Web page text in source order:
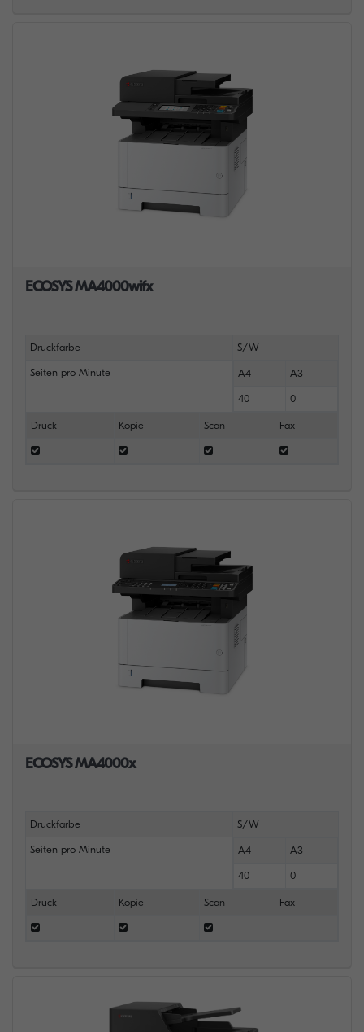
ECOSYS MA4000wifx
Druckfarbe S/W
Seiten pro Minute A4 A3
40 0
Druck Kopie Scan Fax
ECOSYS MA4000x
Druckfarbe S/W
Seiten pro Minute A4 A3
40 0
Druck Kopie Scan Fax